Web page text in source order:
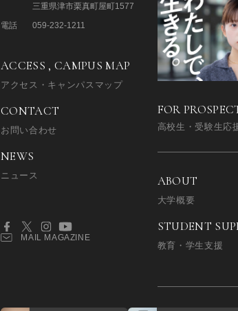
FOR
高校生・受験生応
ABOUT
大学概要
STUDENT
教育・学生支援
三重県津市栗真町屋町1577
電話
059-232-1211
ACCESS , CAMPUS MAP
アクセス・キャンパスマップ
CONTACT
お問い合わせ
NEWS
ニュース
MAIL MAGAZINE